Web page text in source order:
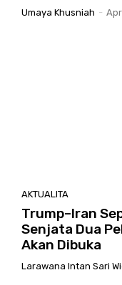
Umaya Khusniah -
AKTUALITA
Trump–Iran
Senjata Dua
Akan Dibuka
Larawana Intan Sari